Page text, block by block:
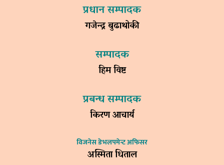
प्रधान सम्पादक
गजेन्द्र बुढाथोकी
सम्पादक
हिम विष्ट
प्रबन्ध सम्पादक
किरण आचार्य
विजनेस डेभलपमेन्ट अफिसर
अस्मिता धिताल